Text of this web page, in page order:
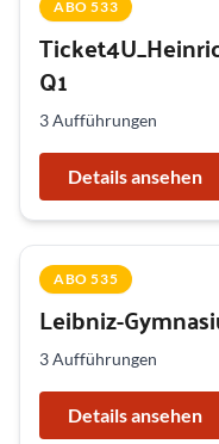
ABO 533
Q1
3 Aufführungen
Details ansehen
ABO 535
Leibniz-
3 Aufführungen
Details ansehen